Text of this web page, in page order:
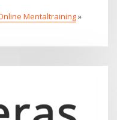
Mentaltraining»